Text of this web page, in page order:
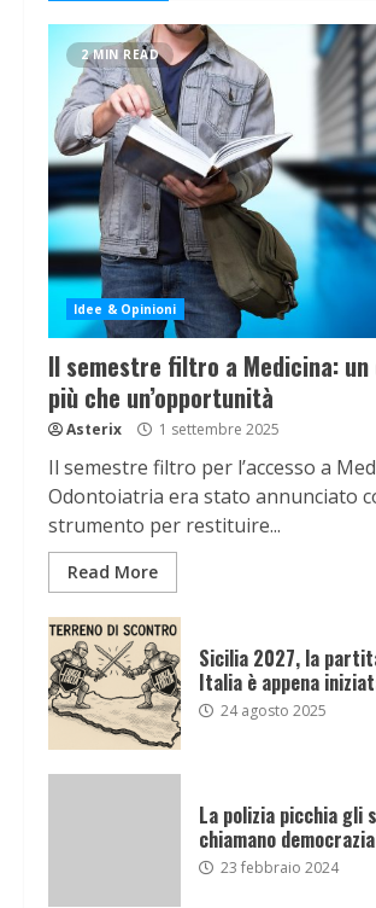
2 MIN READ
Idee & Opinioni
Il semestre filtro a Medicina:
più che un’opportunità
Asterix 1 settembre 2025
Il semestre filtro per l’accesso a
Odontoiatria era stato annunciato
strumento per restituire...
Read More
Sicilia 2027, la
Italia è appena
24 agosto 2025
La polizia picchia gli
chiamano democrazia
23 febbraio 2024